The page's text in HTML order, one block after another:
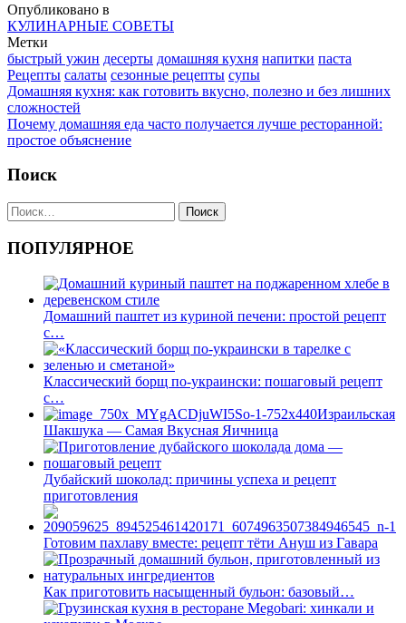
Опубликовано в
КУЛИНАРНЫЕ СОВЕТЫ
Метки
быстрый ужин десерты домашняя кухня напитки паста
Рецепты салаты сезонные рецепты супы
Навигация
Домашняя кухня: как готовить вкусно, полезно и без лишних
сложностей
Почему домашняя еда часто получается лучше ресторанной:
простое объяснение
Поиск
Найти:
ПОПУЛЯРНОЕ
Домашний паштет из куриной печени: простой рецепт
с…
Классический борщ по-украински: пошаговый рецепт
с…
Израильская
Шакшука — Самая Вкусная Яичница
Дубайский шоколад: причины успеха и рецепт
приготовления
Готовим пахлаву вместе: рецепт тёти Ануш из Гавара
Как приготовить насыщенный бульон: базовый…